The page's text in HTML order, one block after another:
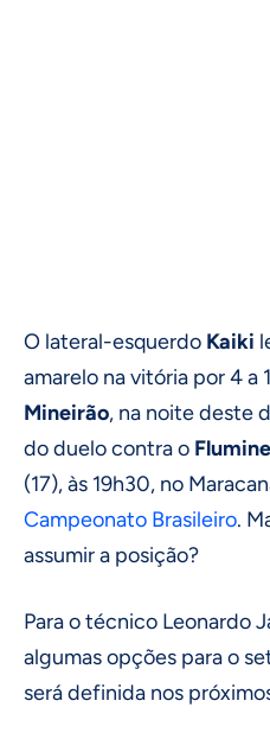
O lateral-esquerdo Kaiki
amarelo na vitória por 4 a
Mineirão, na noite deste
do duelo contra o
(17), às 19h30, no
Campeonato Brasileiro.
assumir a posição?
Para o técnico Leonardo
algumas opções para o
será definida nos